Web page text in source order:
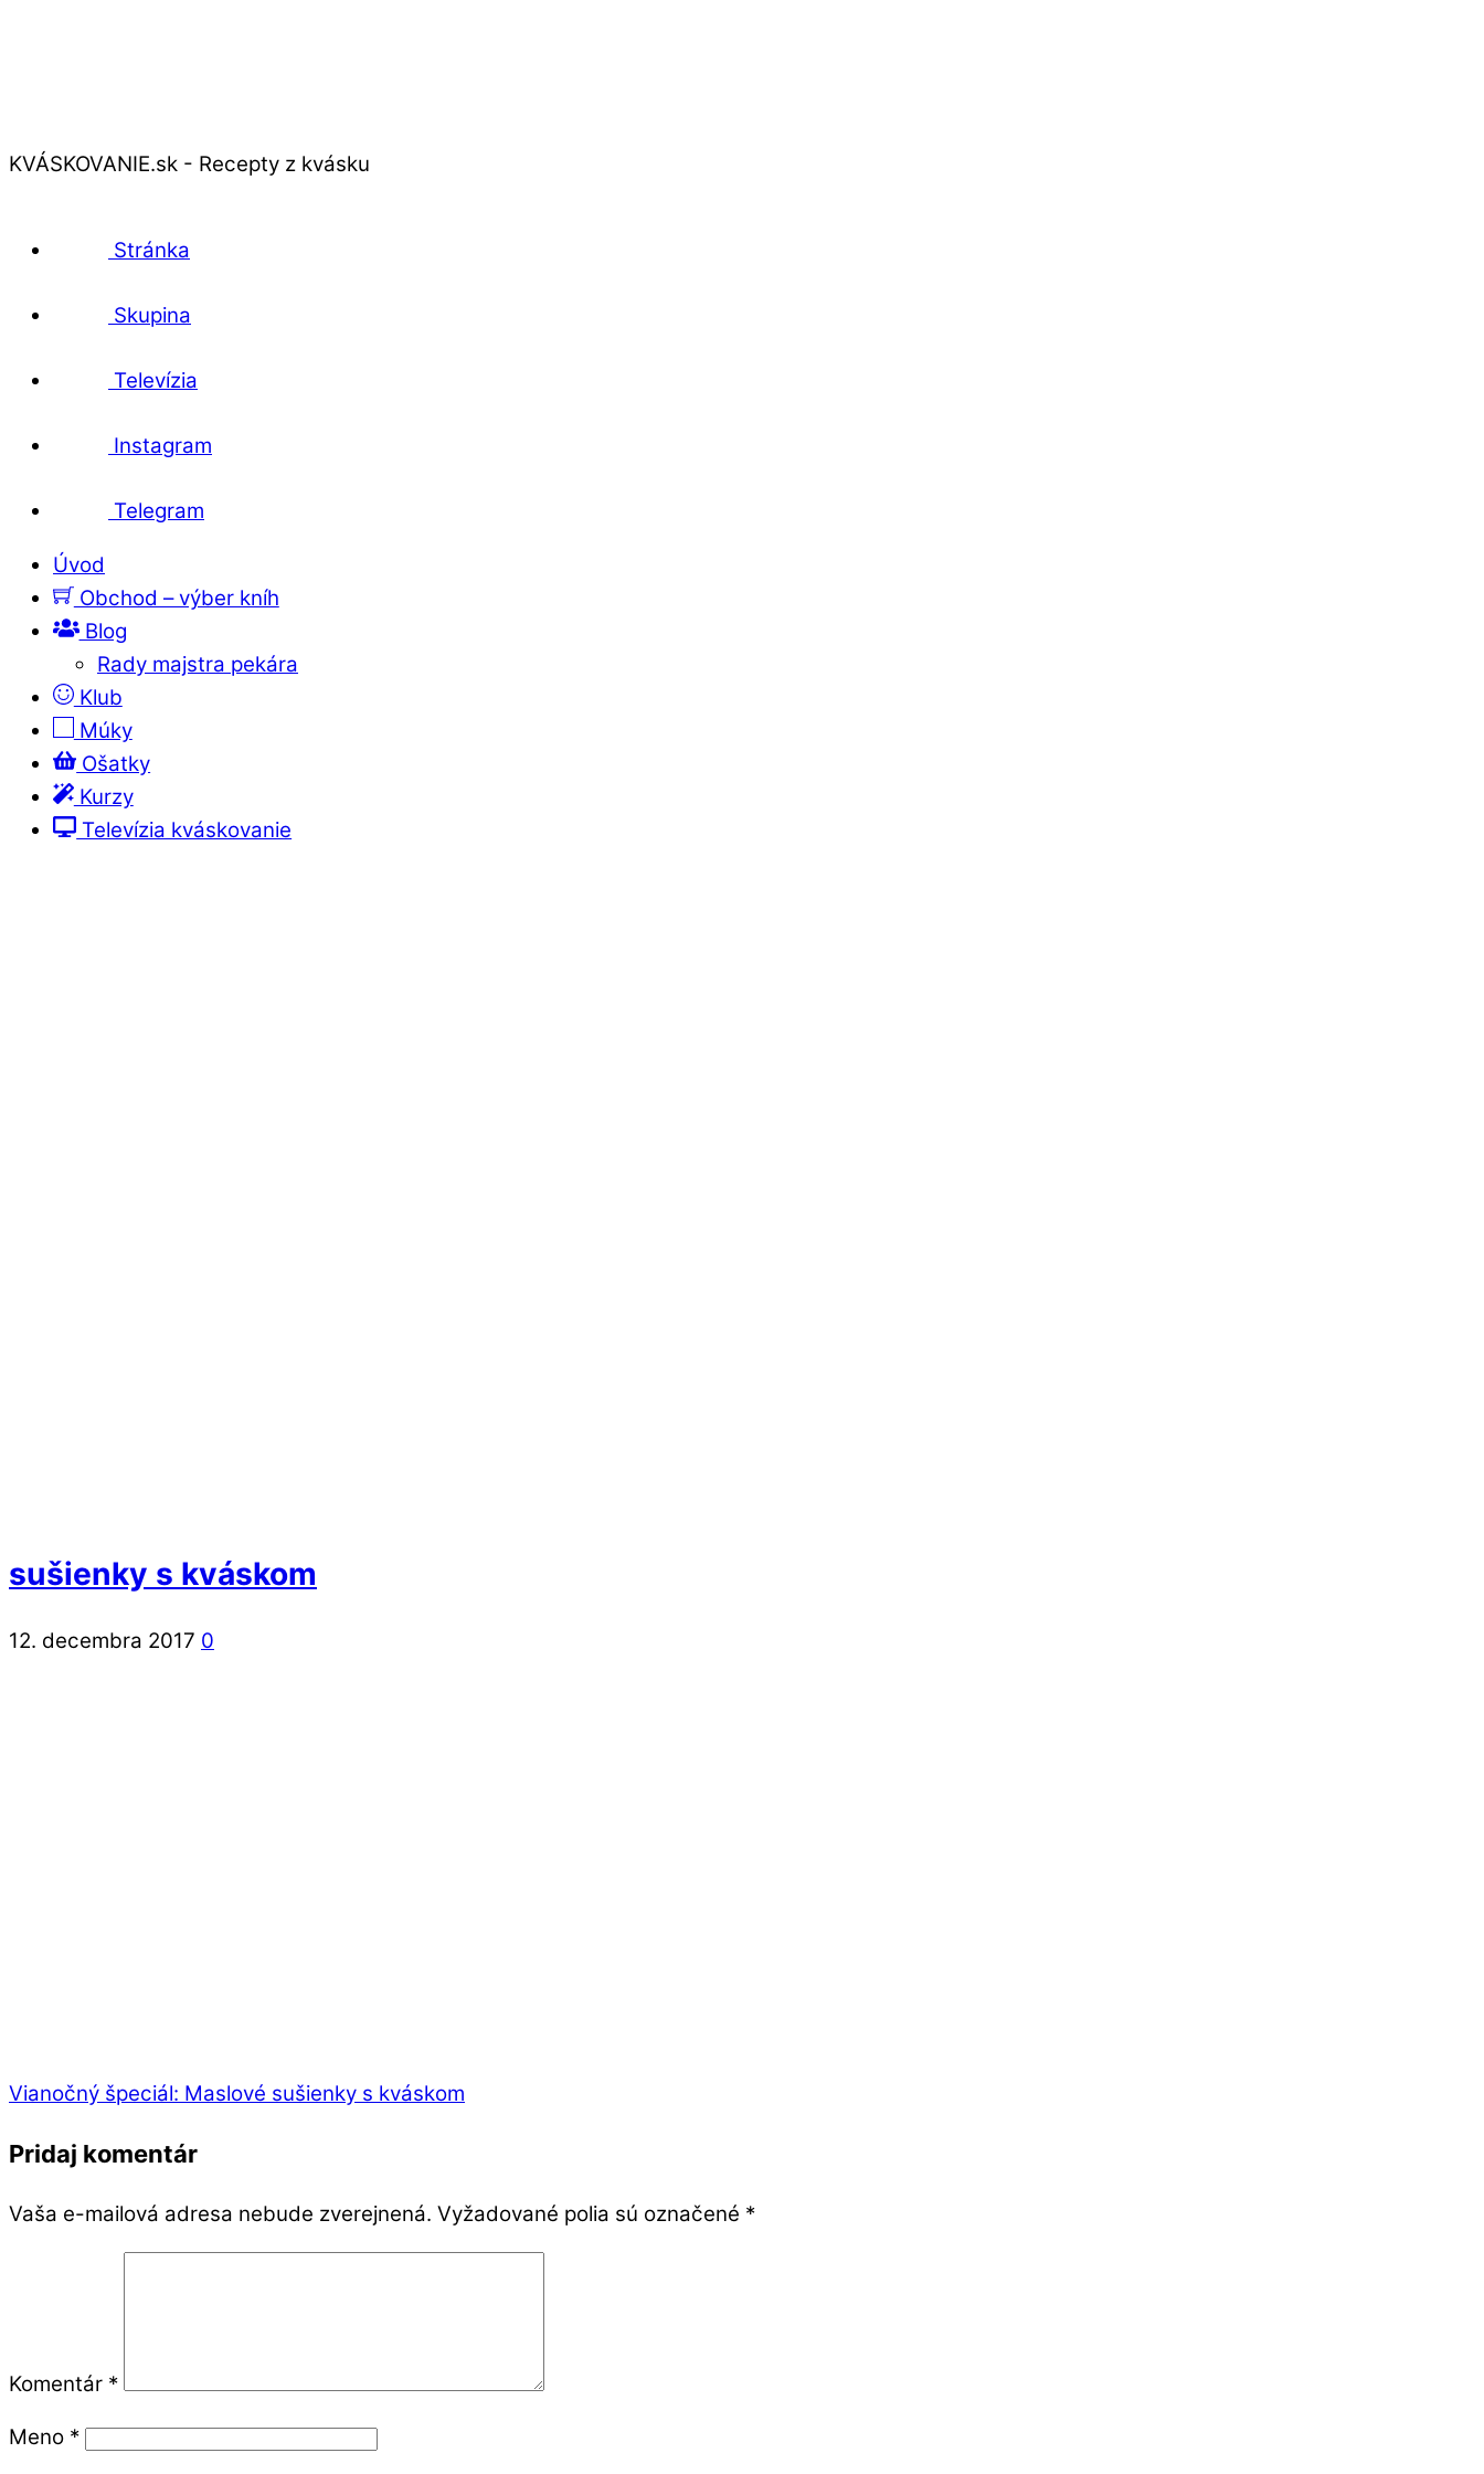
KVÁSKOVANIE.sk - Recepty z kvásku
Stránka
Skupina
Televízia
Instagram
Telegram
Úvod
Obchod – výber kníh
Blog
Rady majstra pekára
Klub
Múky
Ošatky
Kurzy
Televízia kváskovanie
sušienky s kváskom
12. decembra 2017 0
Vianočný špeciál: Maslové sušienky s kváskom
Pridaj komentár
Vaša e-mailová adresa nebude zverejnená. Vyžadované polia sú označené *
Komentár *
Meno *